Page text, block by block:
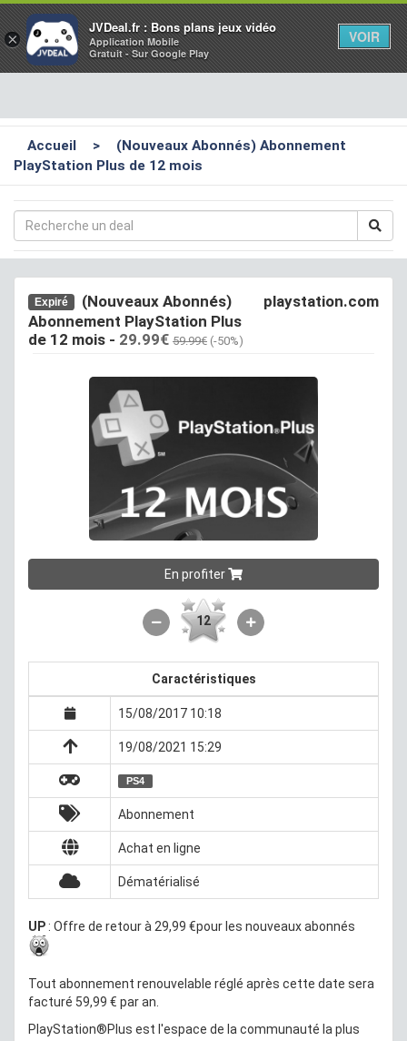
×
JVDeal.fr : Bons plans jeux vidéo
Application Mobile
Gratuit - Sur Google Play
VOIR
Accueil >
(Nouveaux Abonnés) Abonnement
PlayStation Plus de 12 mois
playstation.com
Expiré
(Nouveaux Abonnés)
Abonnement PlayStation Plus
de 12 mois - 29.99€ 59.99€ (-50%)
En profiter
12
Caractéristiques
15/08/2017 10:18
19/08/2021 15:29
PS4
Abonnement
Achat en ligne
Dématérialisé
UP : Offre de retour à 29,99 €pour les nouveaux abonnés
Tout abonnement renouvelable réglé après cette date sera
facturé 59,99 € par an.
PlayStation®Plus est l'espace de la communauté la plus